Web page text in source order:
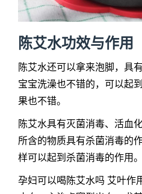
陈艾水功效与作用
陈艾水还可以拿来泡脚，具
宝宝洗澡也不错的，可以起
果也不错。
陈艾水具有灭菌消毒、活血
所含的物质具有杀菌消毒的
样可以起到杀菌消毒的作用。
孕妇可以喝陈艾水吗 艾叶作